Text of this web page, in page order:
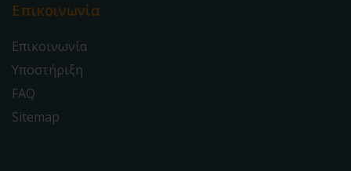
Επικοινωνία
Επικοινωνία
Υποστήριξη
FAQ
Sitemap